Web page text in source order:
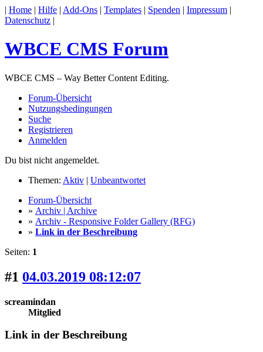
| Home | Hilfe | Add-Ons | Templates | Spenden | Impressum |
Datenschutz |
WBCE CMS Forum
WBCE CMS – Way Better Content Editing.
Forum-Übersicht
Nutzungsbedingungen
Suche
Registrieren
Anmelden
Du bist nicht angemeldet.
Themen: Aktiv | Unbeantwortet
Forum-Übersicht
» Archiv | Archive
» Archiv - Responsive Folder Gallery (RFG)
» Link in der Beschreibung
Seiten: 1
#1 04.03.2019 08:12:07
screamindan
Mitglied
Link in der Beschreibung